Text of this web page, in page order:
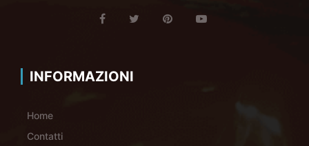
INFORMAZIONI
Home
Contatti